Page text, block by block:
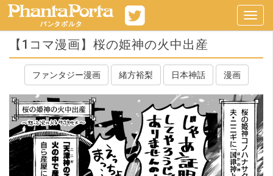
【1コマ漫画】桜の姫神の火中出産
ファンタジー漫画 緒方裕梨 日本神話 漫画